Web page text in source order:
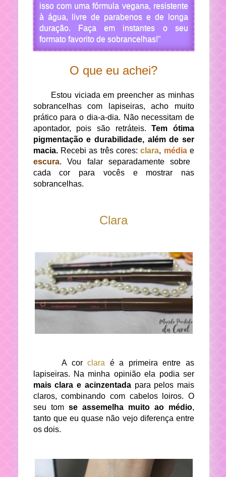
isso com uma fórmula vegana, resistente
à água, livre de parabenos e de longa
duração. Faça em instantes o seu
formato favorito de sobrancelhas!"
O que eu achei?
Estou viciada em preencher as minhas
sobrancelhas com lapiseiras, acho muito
prático para o dia-a-dia. Não necessitam de
apontador, pois são retráteis.Tem ótima
pigmentação e durabilidade, além de ser
macia.Recebi as três cores:clara, média e
escura. Vou falar separadamente sobre
cada cor para vocês e mostrar nas
sobrancelhas.
Clara
A corclara é a primeira entre as
lapiseiras. Na minha opinião ela podia ser
mais clara e acinzentadapara pelos mais
claros, combinando com cabelos loiros. O
seu tom se assemelha muito ao médio,
tanto que eu quase não vejo diferença entre
os dois.